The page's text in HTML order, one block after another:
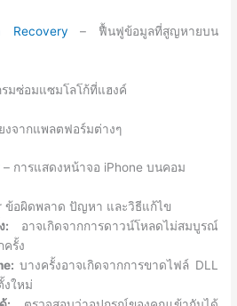
Recovery – ฟื้นฟูข้อมูลที่สูญหายบน
รมซ่อมแซมโลโก้ที่แฮงค์
งจากแพลตฟอร์มต่างๆ
– การแสดงหน้าจอ iPhone บนคอม
ข้อผิดพลาด ปัญหา และวิธีแก้ไข
: อาจเกิดจากการดาวน์โหลดไม่สมบูรณ์
รั้ง
บางครั้งอาจเกิดจากการขาดไฟล์ DLL
งใหม่